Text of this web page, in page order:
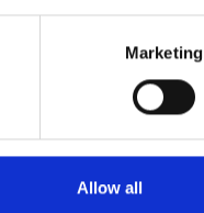
Marketing
Allow all
zuigen zoals